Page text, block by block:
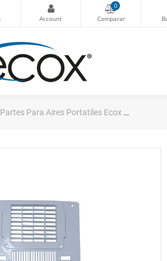
0
Partes Para Aires Portatiles Ecox